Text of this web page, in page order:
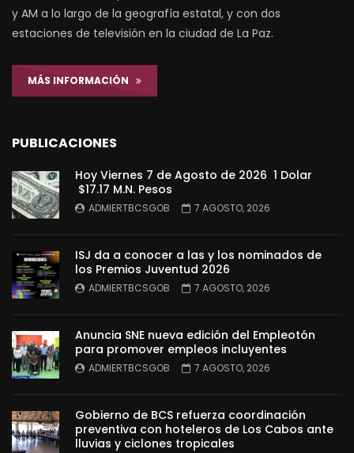
y AM a lo largo de la geografía estatal, y con dos
estaciones de televisión en la ciudad de La Paz.
MÁS INFORMACIÓN
PUBLICACIONES
Hoy Viernes 7 de Agosto de 2026 1 Dolar
$17.17 M.N. Pesos
ADMIERTBCSGOB 7 AGOSTO, 2026
ISJ da a conocer a las y los nominados de
los Premios Juventud 2026
ADMIERTBCSGOB 7 AGOSTO, 2026
Anuncia SNE nueva edición del Empleotón
para promover empleos incluyentes
ADMIERTBCSGOB 7 AGOSTO, 2026
Gobierno de BCS refuerza coordinación
preventiva con hoteleros de Los Cabos ante
lluvias y ciclones tropicales